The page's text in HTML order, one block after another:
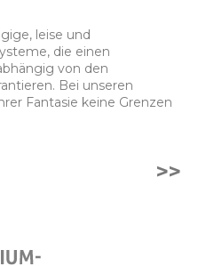
leise und
die einen
von den
Bei unseren
Fantasie keine Grenzen
>>